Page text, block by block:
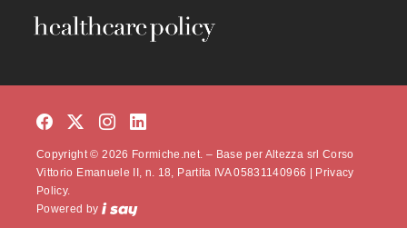
Copyright © 2026 Formiche.net. – Base per Altezza srl Corso
Vittorio Emanuele II, n. 18, Partita IVA 05831140966 |
Privacy
Policy.
Powered by